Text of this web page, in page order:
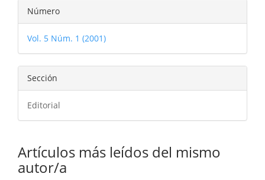
Detalles
del
artículo
Número
Vol. 5 Núm. 1 (2001)
Sección
Editorial
Artículos más leídos del mismo
autor/a